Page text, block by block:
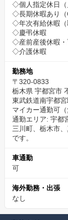
◇個人指定休日（
◇長期休暇あり（
◇年次有給休暇（
◇慶弔休暇
◇産前産後休暇・
◇介護休暇
勤務地
〒320-0833
栃木県 宇都宮市
東武鉄道南宇都
マイカー通勤可（
通勤エリア: 宇都
三川町、栃木市
です。
車通勤
可
海外勤務・出張
なし